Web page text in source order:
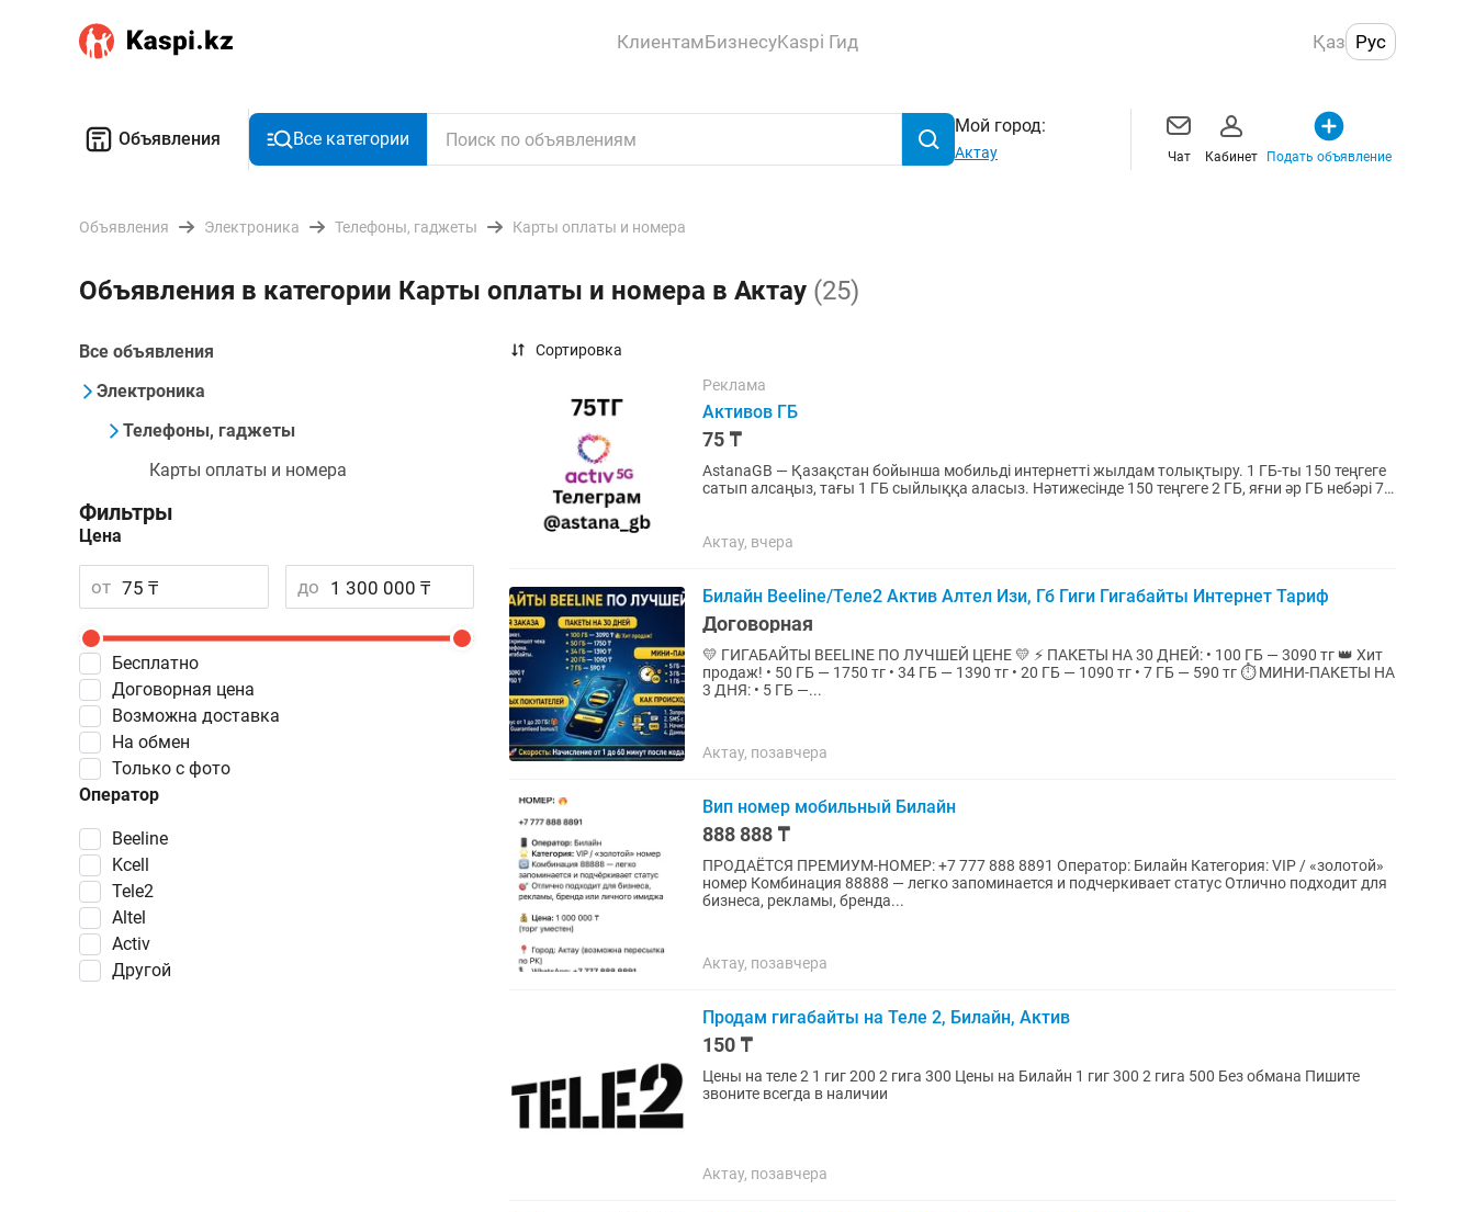
КлиентамБизнесуKaspi Гид Қаз Рус
Объявления Все категории
Мой город:
Актау Чат Кабинет Подать объявление
Объявления Электроника Телефоны, гаджеты Карты оплаты и номера
Объявления в категории Карты оплаты и номера в Актау (25)
Все объявления
Электроника
Телефоны, гаджеты
Карты оплаты и номера
Фильтры
Цена
от до
Бесплатно
Договорная цена
Возможна доставка
Оператор
Beeline
Kcell
Tele2
Altel
Activ
Другой
На обмен
Только с фото
Сортировка
Реклама
Активов ГБ
75 ₸
AstanaGB — Қазақстан бойынша мобильді интернетті жылдам толықтыру. 1 ГБ-ты 150 теңгеге
сатып алсаңыз, тағы 1 ГБ сыйлыққа аласыз. Нәтижесінде 150 теңгеге 2 ГБ, яғни әр ГБ небәрі 75
Актау, вчера
Билайн Beeline/Теле2 Актив Алтел Изи, Гб Гиги Гигабайты Интернет Тариф
Договорная
💛 ГИГАБАЙТЫ BEELINE ПО ЛУЧШЕЙ ЦЕНЕ 💛 ⚡️ ПАКЕТЫ НА 30 ДНЕЙ: • 100 ГБ — 3090 тг 👑 Хит
продаж! • 50 ГБ — 1750 тг • 34 ГБ — 1390 тг • 20 ГБ — 1090 тг • 7 ГБ — 590 тг ⏱ МИНИ-ПАКЕТЫ НА
3 ДНЯ: • 5 ГБ —...
Актау, позавчера
Вип номер мобильный Билайн
888 888 ₸
ПРОДАЁТСЯ ПРЕМИУМ-НОМЕР: +7 777 888 8891 Оператор: Билайн Категория: VIP / «золотой»
номер Комбинация 88888 — легко запоминается и подчеркивает статус Отлично подходит для
бизнеса, рекламы, бренда...
Актау, позавчера
Продам гигабайты на Теле 2, Билайн, Актив
150 ₸
Цены на теле 2 1 гиг 200 2 гига 300 Цены на Билайн 1 гиг 300 2 гига 500 Без обмана Пишите
звоните всегда в наличии
Актау, позавчера